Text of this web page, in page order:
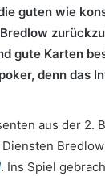
guten wie
gute Karten
denn das
aus der 2.
. Ins Spiel